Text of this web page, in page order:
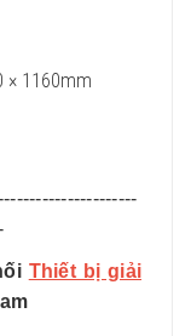
× 1160mm
Thiết bị giải